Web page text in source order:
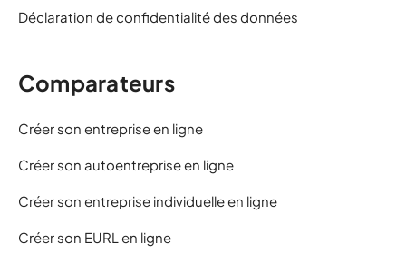
Déclaration de confidentialité des données
Comparateurs
Créer son entreprise en ligne
Créer son autoentreprise en ligne
Créer son entreprise individuelle en ligne
Créer son EURL en ligne